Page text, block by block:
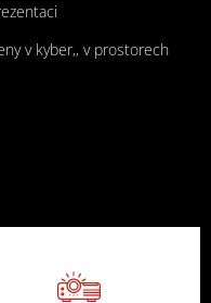
v kyber,, v prostorech